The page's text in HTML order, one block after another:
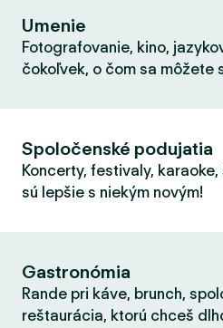
Umenie
Fotografovanie, kino,
čokoľvek, o čom sa môžete
Spoločenské podujatia
Koncerty, festivaly,
sú lepšie s niekým novým!
Gastronómia
Rande pri káve, brunch,
reštaurácia, ktorú chceš